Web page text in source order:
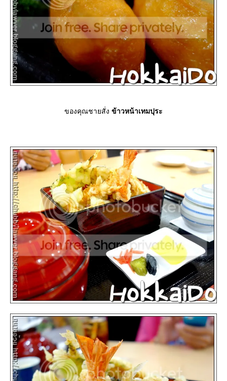
ของคุณชายสั่ง ข้าวหน้าเทมปุระ